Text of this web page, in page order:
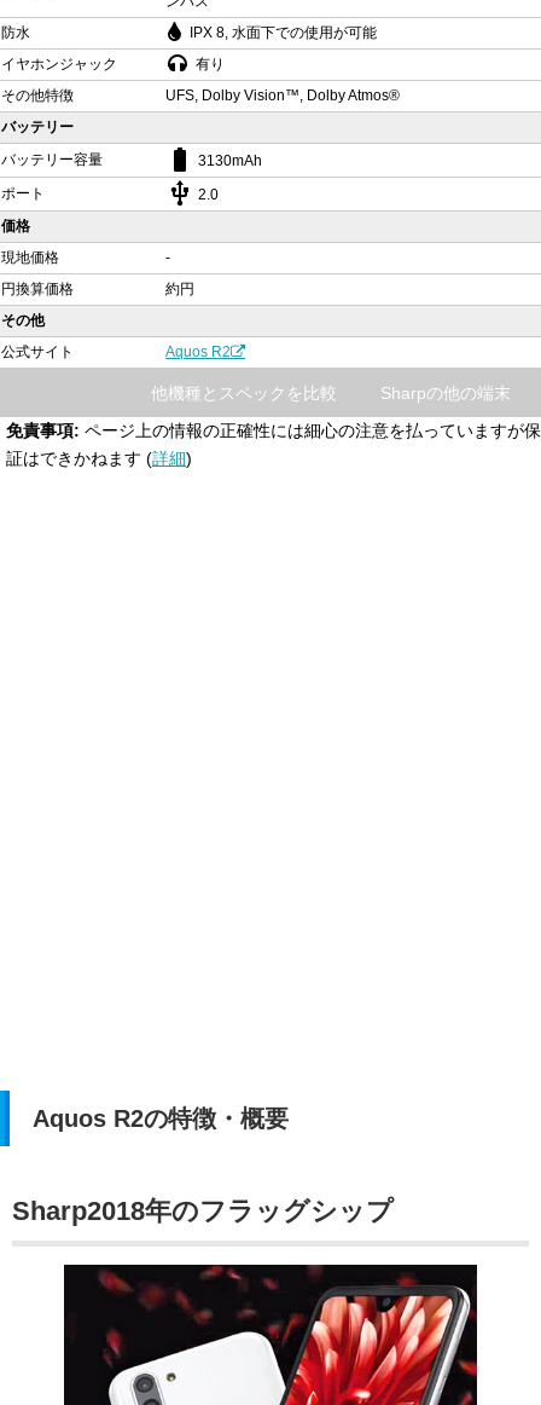
防水
IPX 8, 水面下での使用が可能
イヤホンジャック
有り
その他特徴
UFS, Dolby Vision™, Dolby Atmos®
バッテリー
バッテリー容量
battery_std
3130mAh
ポート
usb 2.0
価格
現地価格
-
円換算価格
約円
その他
公式サイト
Aquos R2
Sharpの他の端末
他機種とスペックを比較
免責事項: ページ上の情報の正確性には細心の注意を払っていますが保
証はできかねます (詳細)
Aquos R2の特徴・概要
Sharp2018年のフラッグシップ